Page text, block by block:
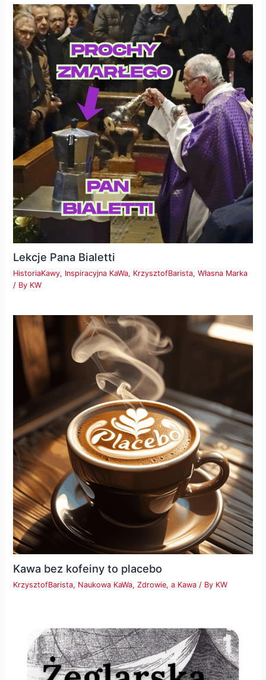
Lekcje Pana Bialetti
HistoriaKawy, Inspiracyjna KaWa, KrzysztofBarista,Własna Marka
/ By KW
Kawa bez kofeiny to placebo
KrzysztofBarista, Naukowa KaWa,Zdrowie, a Kawa / By KW